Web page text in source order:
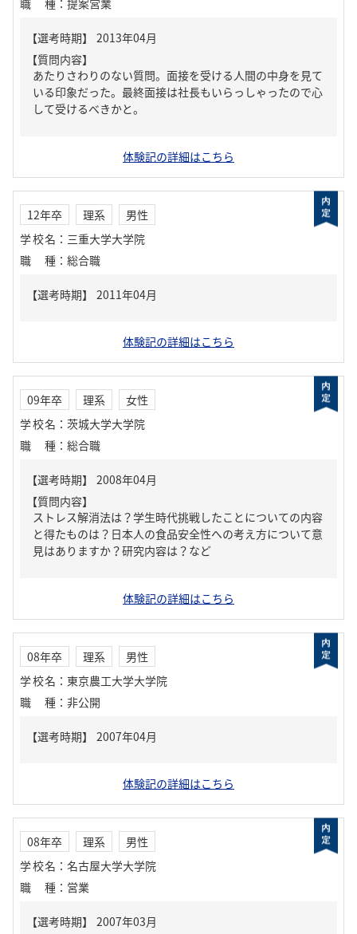
職種 ： 提案営業
【質問内容】
あたりさわりのない質問。面接を受ける人間の中身を見て
いる印象だった。最終面接は社長もいらっしゃったので心
して受けるべきかと。
体験記の詳細はこちら
12年卒 理系
男性
学校名 ： 三重大学大学院
職種 ： 総合職
体験記の詳細はこちら
09年卒 理系
女性
学校名 ： 茨城大学大学院
職種 ： 総合職
【質問内容】
ストレス解消法は？学生時代挑戦したことについての内容
と得たものは？日本人の食品安全性への考え方について意
見はありますか？研究内容は？など
体験記の詳細はこちら
08年卒 理系
男性
学校名 ： 東京農工大学大学院
職種 ： 非公開
体験記の詳細はこちら
08年卒 理系
男性
学校名 ： 名古屋大学大学院
職種 ： 営業